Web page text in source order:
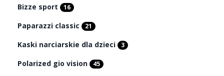
Bizze sport 16
Paparazzi classic 21
Kaski narciarskie dla dzieci 3
Polarized gio vision 45